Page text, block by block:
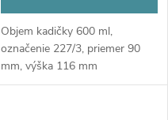
Objem kadičky 600 ml,
označenie 227/3, priemer 90
mm, výška 116 mm